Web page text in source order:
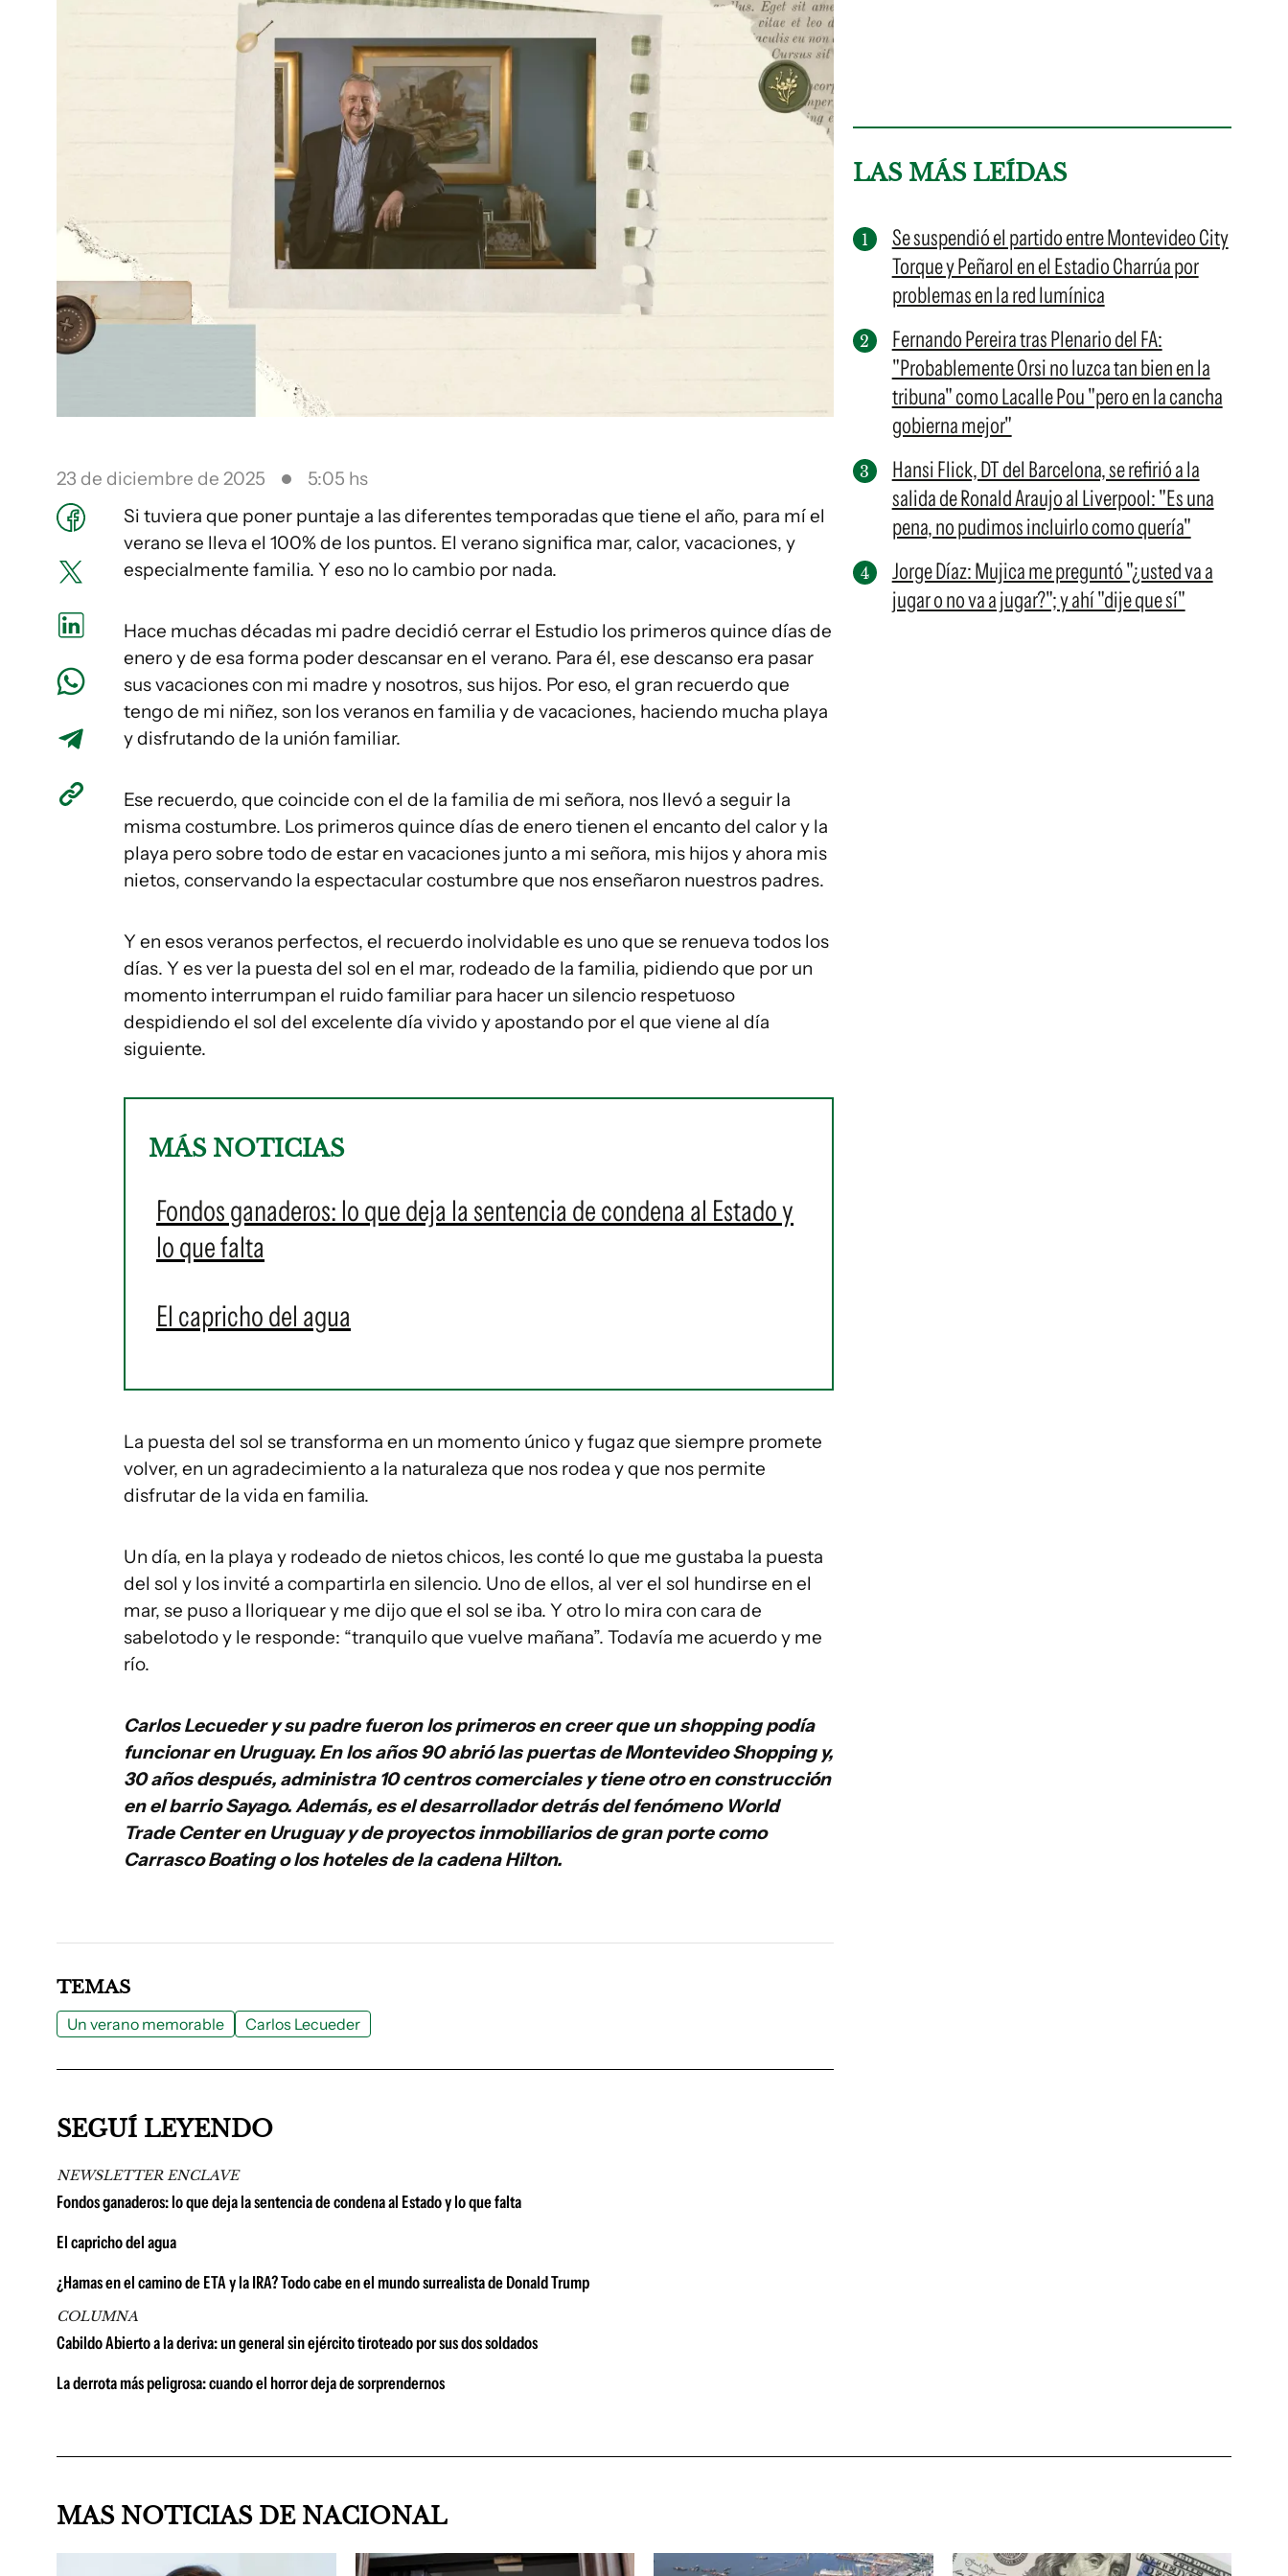
23 de diciembre de 2025
5:05 hs
Si tuviera que poner puntaje a las diferentes temporadas que tiene el año, para mí el
verano se lleva el 100% de los puntos. El verano significa mar, calor, vacaciones, y
especialmente familia. Y eso no lo cambio por nada.
Hace muchas décadas mi padre decidió cerrar el Estudio los primeros quince días de
enero y de esa forma poder descansar en el verano. Para él, ese descanso era pasar
sus vacaciones con mi madre y nosotros, sus hijos. Por eso, el gran recuerdo que
tengo de mi niñez, son los veranos en familia y de vacaciones, haciendo mucha playa
y disfrutando de la unión familiar.
Ese recuerdo, que coincide con el de la familia de mi señora, nos llevó a seguir la
misma costumbre. Los primeros quince días de enero tienen el encanto del calor y la
playa pero sobre todo de estar en vacaciones junto a mi señora, mis hijos y ahora mis
nietos, conservando la espectacular costumbre que nos enseñaron nuestros padres.
Y en esos veranos perfectos, el recuerdo inolvidable es uno que se renueva todos los
días. Y es ver la puesta del sol en el mar, rodeado de la familia, pidiendo que por un
momento interrumpan el ruido familiar para hacer un silencio respetuoso
despidiendo el sol del excelente día vivido y apostando por el que viene al día
siguiente.
MÁS NOTICIAS
Fondos ganaderos: lo que deja la sentencia de condena al Estado y
lo que falta
El capricho del agua
La puesta del sol se transforma en un momento único y fugaz que siempre promete
volver, en un agradecimiento a la naturaleza que nos rodea y que nos permite
disfrutar de la vida en familia.
Un día, en la playa y rodeado de nietos chicos, les conté lo que me gustaba la puesta
del sol y los invité a compartirla en silencio. Uno de ellos, al ver el sol hundirse en el
mar, se puso a lloriquear y me dijo que el sol se iba. Y otro lo mira con cara de
sabelotodo y le responde: “tranquilo que vuelve mañana”. Todavía me acuerdo y me
río.
Carlos Lecueder y su padre fueron los primeros en creer que un shopping podía
funcionar en Uruguay. En los años 90 abrió las puertas de Montevideo Shopping y,
30 años después, administra 10 centros comerciales y tiene otro en construcción
en el barrio Sayago. Además, es el desarrollador detrás del fenómeno World
Trade Center en Uruguay y de proyectos inmobiliarios de gran porte como
Carrasco Boating o los hoteles de la cadena Hilton.
LAS MÁS LEÍDAS
Se suspendió el partido entre Montevideo City
Torque y Peñarol en el Estadio Charrúa por
problemas en la red lumínica
Fernando Pereira tras Plenario del FA:
"Probablemente Orsi no luzca tan bien en la
tribuna" como Lacalle Pou "pero en la cancha
gobierna mejor"
Hansi Flick, DT del Barcelona, se refirió a la
salida de Ronald Araujo al Liverpool: "Es una
pena, no pudimos incluirlo como quería"
Jorge Díaz: Mujica me preguntó "¿usted va a
jugar o no va a jugar?"; y ahí "dije que sí"
TEMAS
Un verano memorable Carlos Lecueder
SEGUÍ LEYENDO
NEWSLETTER ENCLAVE
Fondos ganaderos: lo que deja la sentencia de condena al Estado y lo que falta
El capricho del agua
¿Hamas en el camino de ETA y la IRA? Todo cabe en el mundo surrealista de Donald Trump
COLUMNA
Cabildo Abierto a la deriva: un general sin ejército tiroteado por sus dos soldados
La derrota más peligrosa: cuando el horror deja de sorprendernos
MAS NOTICIAS DE NACIONAL